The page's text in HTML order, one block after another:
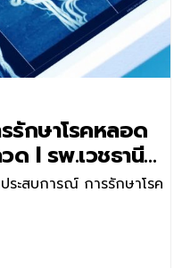
รักษาโรคหลอด
l รพ.เวชธานี
ะสบการณ์ การรักษาโรค